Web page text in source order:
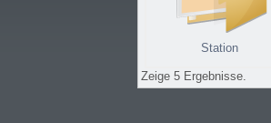
Station
Zeige 5 Ergebnisse.